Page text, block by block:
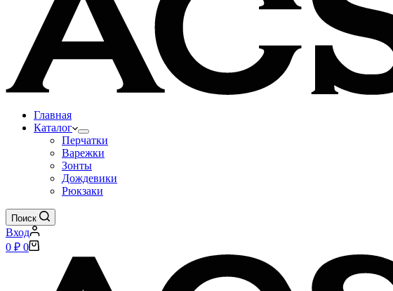
Главная
Каталог
Перчатки
Варежки
Зонты
Дождевики
Рюкзаки
Поиск
Вход
Корзина
0 ₽ 0